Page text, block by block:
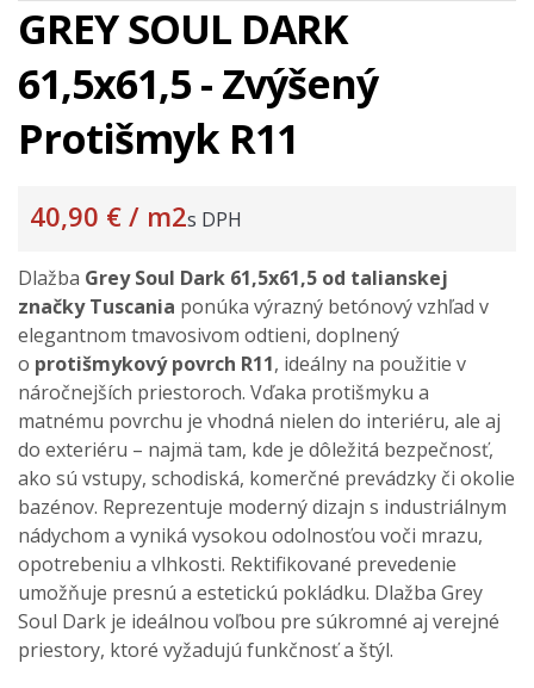
GREY SOUL DARK
61,5x61,5 - Zvýšený
Protišmyk R11
40,90 € / m2s DPH
Dlažba Grey Soul Dark 61,5x61,5 od talianskej
značky Tuscania ponúka výrazný betónový vzhľad v
elegantnom tmavosivom odtieni, doplnený
o protišmykový povrch R11, ideálny na použitie v
náročnejších priestoroch. Vďaka protišmyku a
matnému povrchu je vhodná nielen do interiéru, ale aj
do exteriéru – najmä tam, kde je dôležitá bezpečnosť,
ako sú vstupy, schodiská, komerčné prevádzky či okolie
bazénov. Reprezentuje moderný dizajn s industriálnym
nádychom a vyniká vysokou odolnosťou voči mrazu,
opotrebeniu a vlhkosti. Rektifikované prevedenie
umožňuje presnú a estetickú pokládku. Dlažba Grey
Soul Dark je ideálnou voľbou pre súkromné aj verejné
priestory, ktoré vyžadujú funkčnosť a štýl.